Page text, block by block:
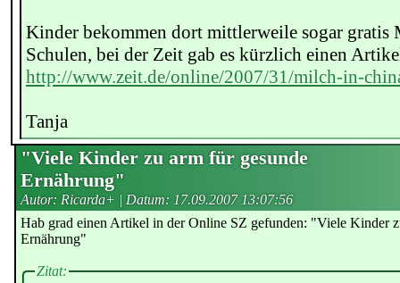
Kinder bekommen dort mittlerweile sogar gratis
Schulen, bei der Zeit gab es kürzlich einen
http://www.zeit.de/online/2007/31/milch-in-
Tanja
"Viele Kinder zu arm für gesunde
Ernährung"
Autor: Ricarda+ | Datum: 17.09.2007 13:07:56
Hab grad einen Artikel in der Online SZ gefunden: "Viele Kinder
Ernährung"
Zitat: